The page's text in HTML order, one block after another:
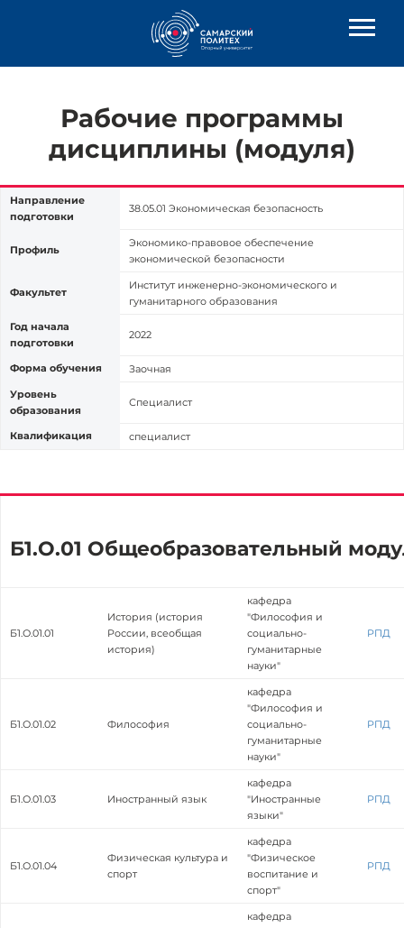
Рабочие программы
дисциплины (модуля)
Направление
подготовки
38.05.01 Экономическая безопасность
Профиль
Экономико-правовое обеспечение
экономической безопасности
Факультет
Институт инженерно-экономического и
гуманитарного образования
Год начала
подготовки
2022
Форма обучения
Заочная
Уровень
образования
Специалист
Квалификация специалист
Б1.О.01 Общеобразовательный
Б1.О.01.01
История (история
России, всеобщая
история)
кафедра
"Философия и
социально-
гуманитарные
науки"
РПД
Б1.О.01.02 Философия
кафедра
"Философия и
социально-
гуманитарные
науки"
РПД
Б1.О.01.03 Иностранный язык
кафедра
"Иностранные
языки"
РПД
Б1.О.01.04
Физическая культура и
спорт
кафедра
"Физическое
воспитание и
спорт"
РПД
кафедра